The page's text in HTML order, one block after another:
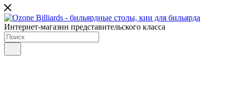
Интернет-магазин представительского класса